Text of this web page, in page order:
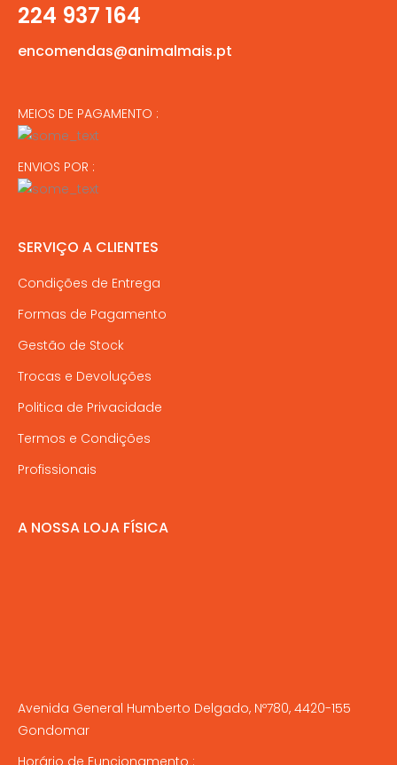
224 937 164
encomendas@animalmais.pt
MEIOS DE PAGAMENTO :
ENVIOS POR :
SERVIÇO A CLIENTES
Condições de Entrega
Formas de Pagamento
Gestão de Stock
Trocas e Devoluções
Politica de Privacidade
Termos e Condições
Profissionais
A NOSSA LOJA FÍSICA
Avenida General Humberto Delgado, Nº780, 4420-155
Gondomar
Horário de Funcionamento :